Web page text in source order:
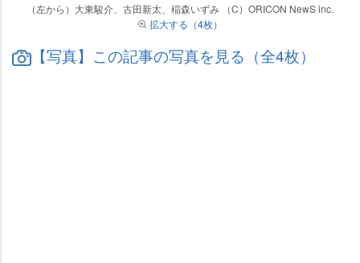
（左から）大東駿介、古田新太、稲森いずみ （C）ORICON NewS inc.
拡大する（4枚）
【写真】この記事の写真を見る（全4枚）